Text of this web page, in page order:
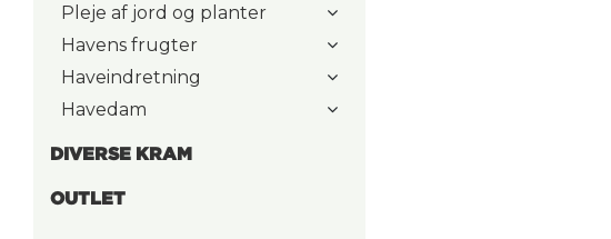
Pleje af jord og planter
Havens frugter
Haveindretning
Havedam
DIVERSE KRAM
OUTLET